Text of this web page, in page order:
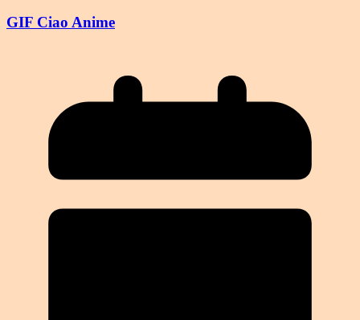
GIF Ciao Anime